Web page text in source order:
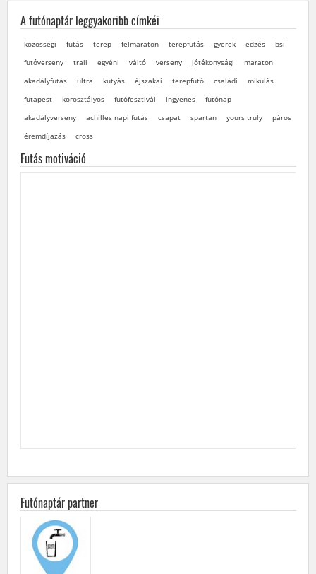
A futónaptár leggyakoribb címkéi
közösségi futás terep félmaraton terepfutás gyerek edzés
bsi
futóverseny
trail egyéni váltó verseny jótékonysági
maraton
akadályfutás
ultra kutyás éjszakai terepfutó családi
mikulás
futapest
korosztályos futófesztivál ingyenes
futónap
akadályverseny
achilles napi futás csapat spartan yours truly
páros
éremdíjazás
cross
Futás motiváció
Futónaptár partner